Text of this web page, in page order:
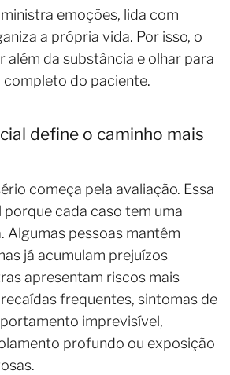
emoções, lida com
a própria vida. Por isso, o
além da substância e olhar para
do paciente.
define o caminho mais
começa pela avaliação. Essa
porque cada caso tem uma
Algumas pessoas mantêm
já acumulam prejuízos
apresentam riscos mais
frequentes, sintomas de
imprevisível,
profundo ou exposição